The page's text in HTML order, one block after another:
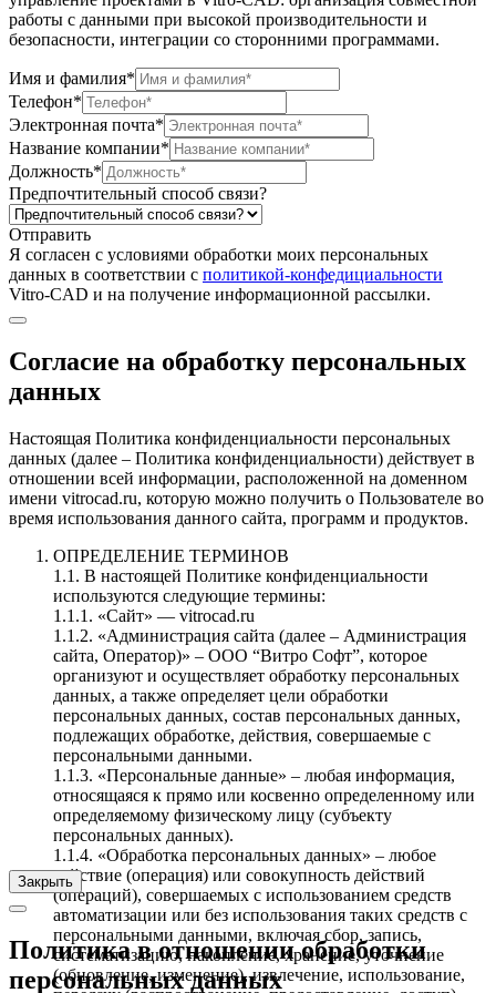
работы с данными при высокой производительности и
безопасности, интеграции со сторонними программами.
Имя и фамилия*
Телефон*
Электронная почта*
Название компании*
Должность*
Предпочтительный способ связи?
Отправить
Я согласен c условиями обработки моих персональных
данных в соответствии с политикой-конфедициальности
Vitro-CAD и на получение информационной рассылки.
Согласие на обработку персональных
данных
Настоящая Политика конфиденциальности персональных
данных (далее – Политика конфиденциальности) действует в
отношении всей информации, расположенной на доменном
имени vitrocad.ru, которую можно получить о Пользователе во
время использования данного сайта, программ и продуктов.
ОПРЕДЕЛЕНИЕ ТЕРМИНОВ
1.1. В настоящей Политике конфиденциальности
используются следующие термины:
1.1.1. «Сайт» — vitrocad.ru
1.1.2. «Администрация сайта (далее – Администрация
сайта, Оператор)» – ООО “Витро Софт”, которое
организуют и осуществляет обработку персональных
данных, а также определяет цели обработки
персональных данных, состав персональных данных,
подлежащих обработке, действия, совершаемые с
персональными данными.
1.1.3. «Персональные данные» – любая информация,
относящаяся к прямо или косвенно определенному или
определяемому физическому лицу (субъекту
персональных данных).
1.1.4. «Обработка персональных данных» – любое
действие (операция) или совокупность действий
(операций), совершаемых с использованием средств
автоматизации или без использования таких средств с
персональными данными, включая сбор, запись,
систематизацию, накопление, хранение, уточнение
(обновление, изменение), извлечение, использование,
Закрыть
Политика в отношении обработки
персональных данных